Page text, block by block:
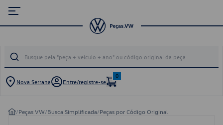
Nova Serrana Entre/registre-se
0
/Peças VW/Busca Simplificada/Peças por Código Original